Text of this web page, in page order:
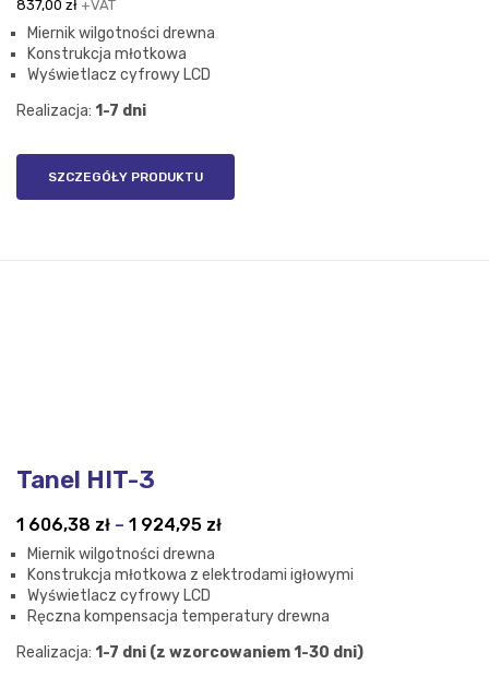
837,00 zł +VAT
Miernik wilgotności drewna
Konstrukcja młotkowa
Wyświetlacz cyfrowy LCD
Realizacja: 1-7 dni
SZCZEGÓŁY PRODUKTU
Tanel HIT-3
1 606,38 zł – 1 924,95 złZakres
od
606,38 zł
do
Miernik wilgotności drewna
Konstrukcja młotkowa z elektrodami igłowymi
Wyświetlacz cyfrowy LCD
Ręczna kompensacja temperatury drewna
Realizacja: 1-7 dni (z wzorcowaniem 1-30 dni)